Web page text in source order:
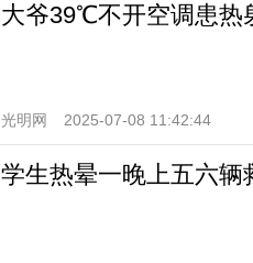
大爷39℃不开空调患热
光明网 2025-07-08 11:42:44
学生热晕一晚上五六辆